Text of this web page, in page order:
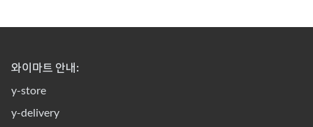
와이마트 안내:
y-store
y-delivery